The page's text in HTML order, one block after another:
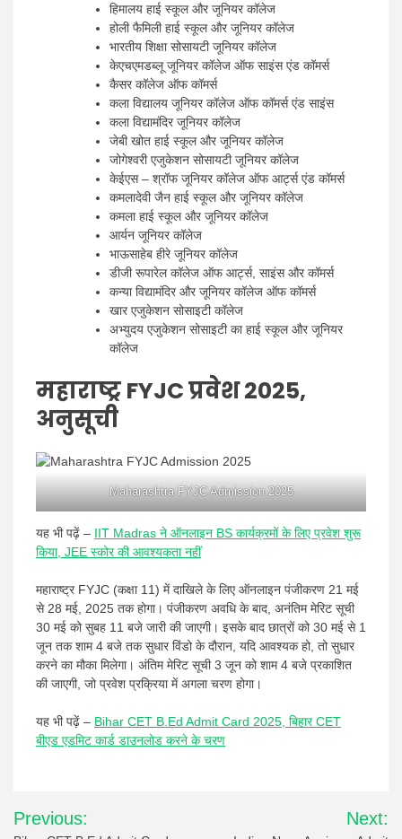
हिमालय हाई स्कूल और जूनियर कॉलेज
होली फैमिली हाई स्कूल और जूनियर कॉलेज
भारतीय शिक्षा सोसायटी जूनियर कॉलेज
केएचएमडब्लू जूनियर कॉलेज ऑफ साइंस एंड कॉमर्स
कैसर कॉलेज ऑफ कॉमर्स
कला विद्यालय जूनियर कॉलेज ऑफ कॉमर्स एंड साइंस
कला विद्यामंदिर जूनियर कॉलेज
जेबी खोत हाई स्कूल और जूनियर कॉलेज
जोगेश्वरी एजुकेशन सोसायटी जूनियर कॉलेज
केईएस – श्रॉफ जूनियर कॉलेज ऑफ आर्ट्स एंड कॉमर्स
कमलादेवी जैन हाई स्कूल और जूनियर कॉलेज
कमला हाई स्कूल और जूनियर कॉलेज
आर्यन जूनियर कॉलेज
भाऊसाहेब हीरे जूनियर कॉलेज
डीजी रूपारेल कॉलेज ऑफ आर्ट्स, साइंस और कॉमर्स
कन्या विद्यामंदिर और जूनियर कॉलेज ऑफ कॉमर्स
खार एजुकेशन सोसाइटी कॉलेज
अभ्युदय एजुकेशन सोसाइटी का हाई स्कूल और जूनियर
कॉलेज
महाराष्ट्र FYJC प्रवेश 2025,
अनुसूची
Maharashtra FYJC Admission 2025
यह भी पढ़ें – IIT Madras ने ऑनलाइन BS कार्यक्रमों के लिए प्रवेश शुरू
किया, JEE स्कोर की आवश्यकता नहीं
महाराष्ट्र FYJC (कक्षा 11) में दाखिले के लिए ऑनलाइन पंजीकरण 21 मई
से 28 मई, 2025 तक होगा। पंजीकरण अवधि के बाद, अनंतिम मेरिट सूची
30 मई को सुबह 11 बजे जारी की जाएगी। इसके बाद छात्रों को 30 मई से 1
जून तक शाम 4 बजे तक सुधार विंडो के दौरान, यदि आवश्यक हो, तो सुधार
करने का मौका मिलेगा। अंतिम मेरिट सूची 3 जून को शाम 4 बजे प्रकाशित
की जाएगी, जो प्रवेश प्रक्रिया में अगला चरण होगा।
यह भी पढ़ें – Bihar CET B.Ed Admit Card 2025, बिहार CET
बीएड एडमिट कार्ड डाउनलोड करने के चरण
Post
Previous: Next: